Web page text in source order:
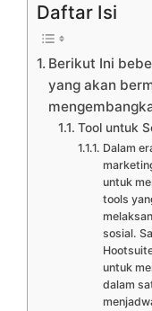
Daftar Isi
Berikut Ini
yang akan
Tool untuk
Dalam
untuk
tools
sosial.
untuk
dalam